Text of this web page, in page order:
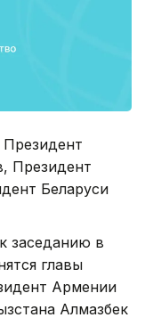
Президент
Беларуси
заседанию в
главы
Армении
Алмазбек